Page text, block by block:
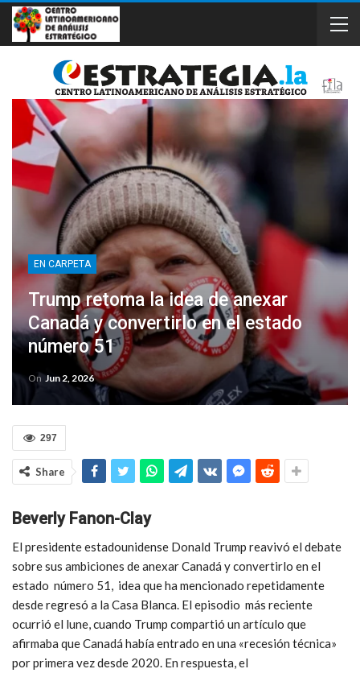
EN CARPETA
Trump retoma la idea de anexar
Canadá y convertirlo en el estado
número 51
OnJun 2, 2026
297
Share
Beverly Fanon-Clay
El presidente estadounidense Donald Trump reavivó el debate
sobre sus ambiciones de anexar Canadá y convertirlo en el
estado número 51, idea que ha mencionado repetidamente
desde regresó a la Casa Blanca. El episodio más reciente
ocurrió el lune, cuando Trump compartió un artículo que
afirmaba que Canadá había entrado en una «recesión técnica»
por primera vez desde 2020. En respuesta, el